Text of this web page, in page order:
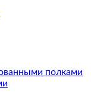
полками